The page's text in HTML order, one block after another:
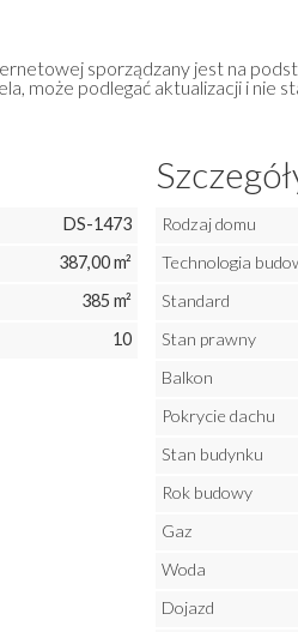
sporządzany jest na
może podlegać aktualizacji i nie
DS-1473
387,00 m²
385 m²
10
Rodzaj domu
Technologia
Standard
Stan prawny
Balkon
Pokrycie dachu
Stan budynku
Rok budowy
Gaz
Woda
Dojazd